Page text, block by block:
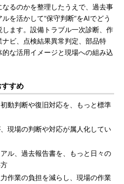
なるのかを整理したうえで、過去事
を活かして“保守判断”をAIでどう
ます。設備トラブル一次診断、作
ビ、点検結果異常判定、部品特
な活用イメージと現場への組み込
すめ
動判断や復旧対応を、もっと標準
現場の判断や対応が属人化してい
ル、過去報告書を、もっと日々の
作業の負担を減らし、現場の作業